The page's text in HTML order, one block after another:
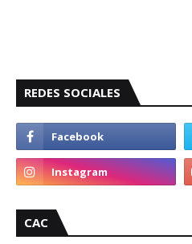
REDES SOCIALES
CAC